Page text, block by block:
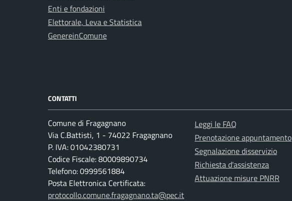
Enti e fondazioni
Elettorale, Leva e Statistica
GenereinComune
CONTATTI
Comune di Fragagnano
Via C.Battisti, 1 - 74022 Fragagnano
P. IVA: 01042380731
Codice Fiscale: 80009890734
Telefono: 0999561884
Posta Elettronica Certificata:
protocollo.comune.fragagnano.ta@pec.it
Leggi le FAQ
Prenotazione appuntamento
Segnalazione disservizio
Richiesta d'assistenza
Attuazione misure PNRR